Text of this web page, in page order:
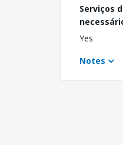
Serviços
Yes
Notes